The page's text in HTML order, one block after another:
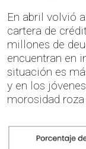
En abril volvió
cartera de
millones de
encuentran en
situación es
y en los
morosidad roza